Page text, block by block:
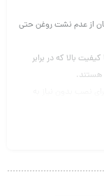
از عدم نشت روغن حتی
بالا که در برابر
هستند.
آسیب دیدن تسمه‌های
تعویض این کاسه